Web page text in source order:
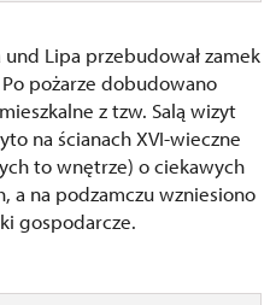
Lipa przebudował zamek
pożarze dobudowano
z tzw. Salą wizyt
na ścianach XVI-wieczne
to wnętrze) o ciekawych
a na podzamczu wzniesiono
gospodarcze.